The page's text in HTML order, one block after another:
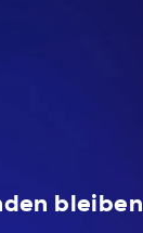
bleiben